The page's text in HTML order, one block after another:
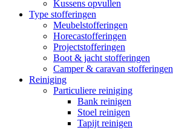
Kussens opvullen
Type stofferingen
Meubelstofferingen
Horecastofferingen
Projectstofferingen
Boot & jacht stofferingen
Camper & caravan stofferingen
Reiniging
Particuliere reiniging
Bank reinigen
Stoel reinigen
Tapijt reinigen